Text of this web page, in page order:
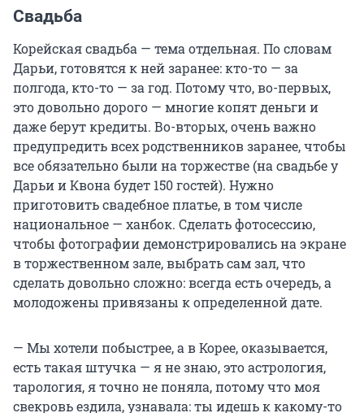
Свадьба
Корейская свадьба — тема отдельная. По словам
Дарьи, готовятся к ней заранее: кто-то — за
полгода, кто-то — за год. Потому что, во-первых,
это довольно дорого — многие копят деньги и
даже берут кредиты. Во-вторых, очень важно
предупредить всех родственников заранее, чтобы
все обязательно были на торжестве (на свадьбе у
Дарьи и Квона будет 150 гостей). Нужно
приготовить свадебное платье, в том числе
национальное — ханбок. Сделать фотосессию,
чтобы фотографии демонстрировались на экране
в торжественном зале, выбрать сам зал, что
сделать довольно сложно: всегда есть очередь, а
молодожены привязаны к определенной дате.
— Мы хотели побыстрее, а в Корее, оказывается,
есть такая штучка — я не знаю, это астрология,
тарология, я точно не поняла, потому что моя
свекровь ездила, узнавала: ты идешь к какому-то